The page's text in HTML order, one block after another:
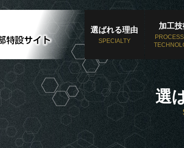
選ばれる理由
SPECIALTY
加工技
選